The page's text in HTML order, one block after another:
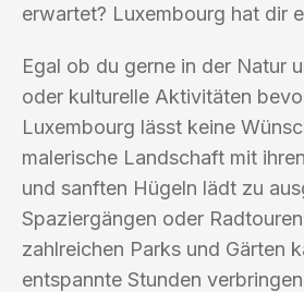
erwartet? Luxembourg hat dir
Egal ob du gerne in der Natur
oder kulturelle Aktivitäten
Luxembourg lässt keine
malerische Landschaft mit
und sanften Hügeln lädt zu
Spaziergängen oder
zahlreichen Parks und Gärten
entspannte Stunden